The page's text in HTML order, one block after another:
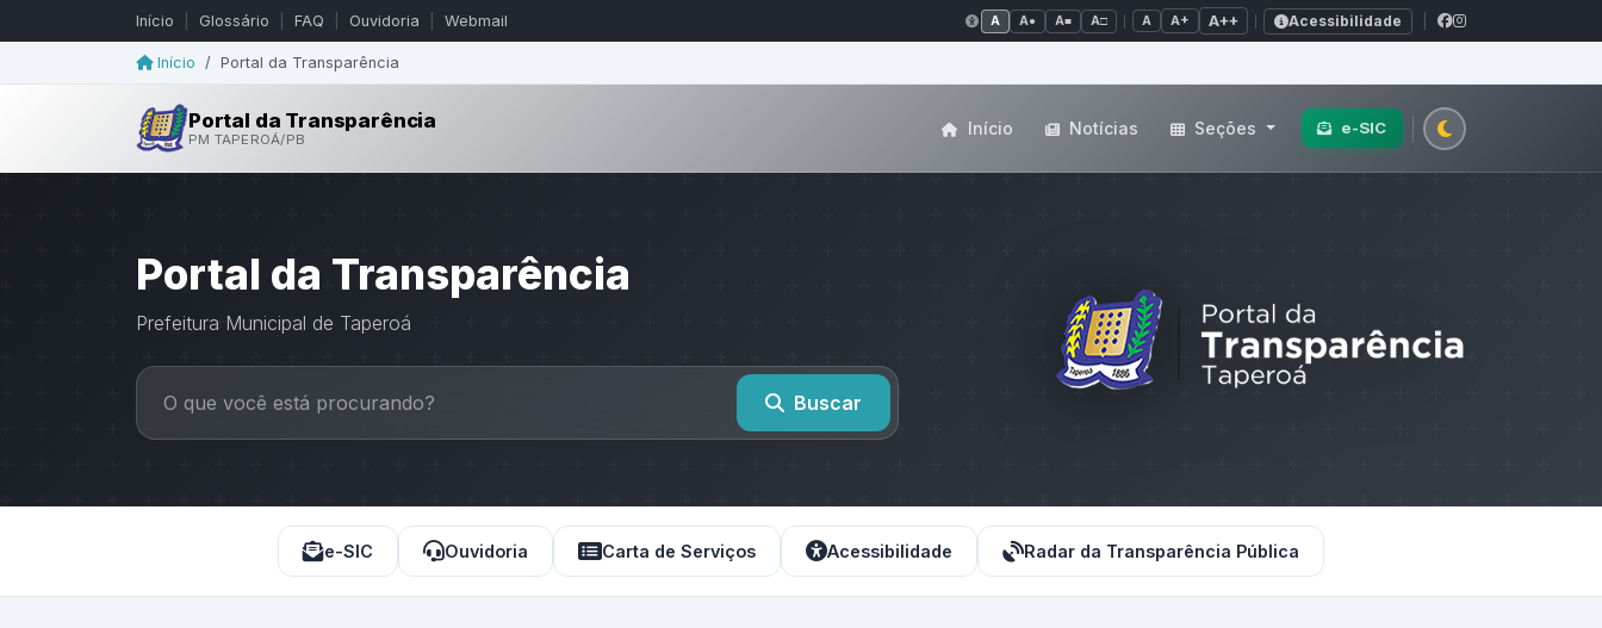
Início Glossário FAQ Ouvidoria Webmail A A● A■ A□ A A+ A++ Acessibilidade
Início / Portal da Transparência
Portal da Transparência
PM TAPEROÁ/PB
Início Notícias Seções e-SIC
Portal da Transparência
Prefeitura Municipal de Taperoá
Buscar
e-SIC Ouvidoria Carta de Serviços Acessibilidade Radar da Transparência Pública